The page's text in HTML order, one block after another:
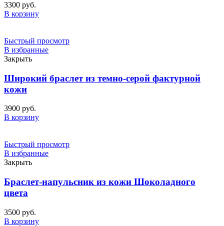
3300 руб.
В корзину
Быстрый просмотр
В избранные
Закрыть
Широкий браслет из темно-серой фактурной
кожи
3900 руб.
В корзину
Быстрый просмотр
В избранные
Закрыть
Браслет-напульсник из кожи Шоколадного
цвета
3500 руб.
В корзину